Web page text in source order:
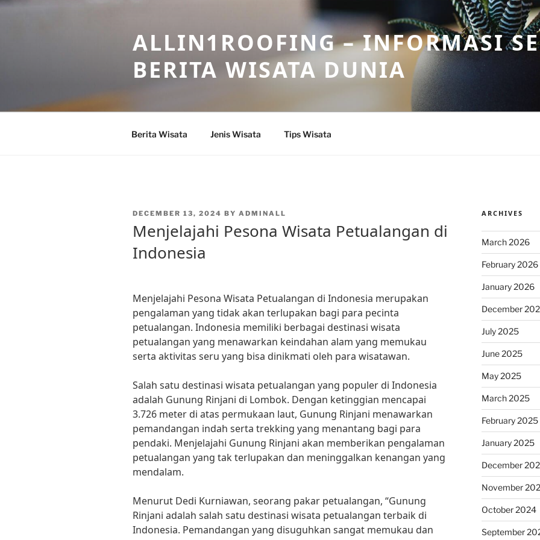
Skip
ALLIN1ROOFING – INFORMASI
BERITA WISATA DUNIA
Berita Wisata Jenis Wisata Tips Wisata
POSTED
DECEMBER 13, 2024 BY ADMINALL
Menjelajahi Pesona Wisata Petualangan di
Indonesia
Menjelajahi Pesona Wisata Petualangan di Indonesia merupakan
pengalaman yang tidak akan terlupakan bagi para pecinta
petualangan. Indonesia memiliki berbagai destinasi wisata
petualangan yang menawarkan keindahan alam yang memukau
serta aktivitas seru yang bisa dinikmati oleh para wisatawan.
Salah satu destinasi wisata petualangan yang populer di Indonesia
adalah Gunung Rinjani di Lombok. Dengan ketinggian mencapai
3.726 meter di atas permukaan laut, Gunung Rinjani menawarkan
pemandangan indah serta trekking yang menantang bagi para
pendaki. Menjelajahi Gunung Rinjani akan memberikan pengalaman
petualangan yang tak terlupakan dan meninggalkan kenangan yang
mendalam.
Menurut Dedi Kurniawan, seorang pakar petualangan, “Gunung
Rinjani adalah salah satu destinasi wisata petualangan terbaik di
Indonesia. Pemandangan yang disuguhkan sangat memukau dan
ARCHIVES
March 2026
February 2026
January 2026
December
July 2025
June 2025
May 2025
March 2025
February 2025
January 2025
December
November
October 2024
September